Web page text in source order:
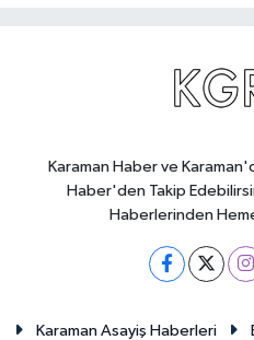
Karaman Haber ve
Haber'den Takip
Haberlerinden
Karaman Asayiş Haberleri